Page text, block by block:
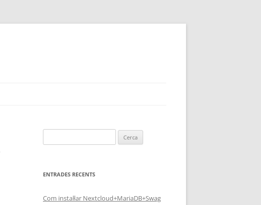
ENTRADES RECENTS
Com instal·lar Nextcloud+MariaDB+Swag